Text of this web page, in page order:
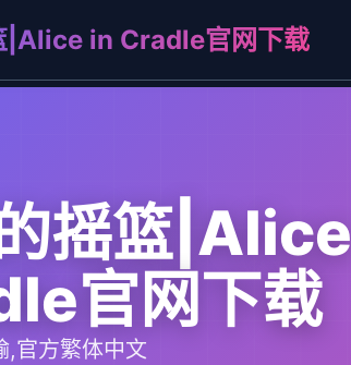
|Alice in Cradle官网下载
摇篮|Alice
官网下载
,官方繁体中文